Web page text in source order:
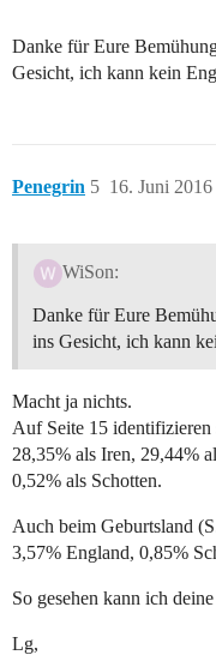
Danke für Eure
Gesicht, ich kann kein
Penegrin 16. Juni
5
WiSon:
Danke für Eure
ins Gesicht, ich kann
Macht ja nichts.
Auf Seite 15
28,35% als Iren, 29,44%
0,52% als Schotten.
Auch beim Geburtsland
3,57% England, 0,85%
So gesehen kann ich
Lg,